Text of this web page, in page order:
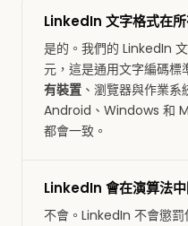
LinkedIn 文字格式在所
是的。我們的 LinkedIn
元，這是通用文字編碼標
有裝置 、瀏覽器與作業
Android、Windows 和
都會一致。
LinkedIn 會在演算法中
不會。LinkedIn 不會懲